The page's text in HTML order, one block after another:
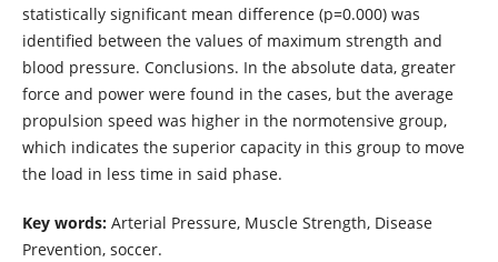
statistically significant mean difference (p=0.000) was
identified between the values ​​of maximum strength and
blood pressure. Conclusions. In the absolute data, greater
force and power were found in the cases, but the average
propulsion speed was higher in the normotensive group,
which indicates the superior capacity in this group to move
the load in less time in said phase.
Key words: Arterial Pressure, Muscle Strength, Disease
Prevention, soccer.